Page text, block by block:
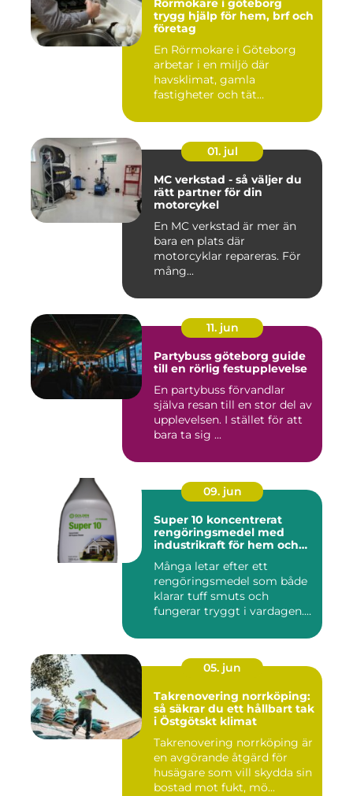
Rörmokare i göteborg
trygg hjälp för hem, brf och
företag
En Rörmokare i Göteborg
arbetar i en miljö där
havsklimat, gamla
fastigheter och tät
01. jul
MC verkstad - så väljer du
rätt partner för din
motorcykel
En MC verkstad är mer än
bara en plats där
motorcyklar repareras. För
mång...
11. jun
Partybuss göteborg guide
till en rörlig festupplevelse
En partybuss förvandlar
själva resan till en stor del av
upplevelsen. I stället för att
bara ta sig ...
09. jun
Super 10 koncentrerat
rengöringsmedel med
industrikraft för hem och
Många letar efter ett
rengöringsmedel som både
klarar tuff smuts och
fungerar tryggt i vardagen.
05. jun
Takrenovering norrköping:
så säkrar du ett hållbart tak
i Östgötskt klimat
Takrenovering norrköping är
en avgörande åtgärd för
husägare som vill skydda sin
bostad mot fukt, mö...